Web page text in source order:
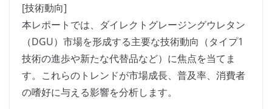
[技術動向]
本レポートでは、ダイレクトグレージングウレタン
（DGU）市場を形成する主要な技術動向（タイプ1
技術の進歩や新たな代替品など）に焦点を当てま
す。これらのトレンドが市場成長、普及率、消費者
の嗜好に与える影響を分析します。